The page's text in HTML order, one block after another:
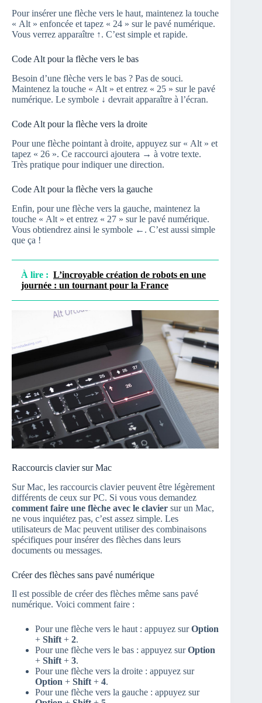
Pour insérer une flèche vers le haut, maintenez la touche
« Alt » enfoncée et tapez « 24 » sur le pavé numérique.
Vous verrez apparaître ↑. C’est simple et rapide.
Code Alt pour la flèche vers le bas
Besoin d’une flèche vers le bas ? Pas de souci.
Maintenez la touche « Alt » et entrez « 25 » sur le pavé
numérique. Le symbole ↓ devrait apparaître à l’écran.
Code Alt pour la flèche vers la droite
Pour une flèche pointant à droite, appuyez sur « Alt » et
tapez « 26 ». Ce raccourci ajoutera → à votre texte.
Très pratique pour indiquer une direction.
Code Alt pour la flèche vers la gauche
Enfin, pour une flèche vers la gauche, maintenez la
touche « Alt » et entrez « 27 » sur le pavé numérique.
Vous obtiendrez ainsi le symbole ←. C’est aussi simple
que ça !
À lire : L’incroyable création de robots en une
journée : un tournant pour la France
Raccourcis clavier sur Mac
Sur Mac, les raccourcis clavier peuvent être légèrement
différents de ceux sur PC. Si vous vous demandez
comment faire une flèche avec le clavier sur un Mac,
ne vous inquiétez pas, c’est assez simple. Les
utilisateurs de Mac peuvent utiliser des combinaisons
spécifiques pour insérer des flèches dans leurs
documents ou messages.
Créer des flèches sans pavé numérique
Il est possible de créer des flèches même sans pavé
numérique. Voici comment faire :
Pour une flèche vers le haut : appuyez surOption
+ Shift + 2.
Pour une flèche vers le bas : appuyez surOption
+ Shift + 3.
Pour une flèche vers la droite : appuyez sur
Option + Shift + 4.
Pour une flèche vers la gauche : appuyez sur